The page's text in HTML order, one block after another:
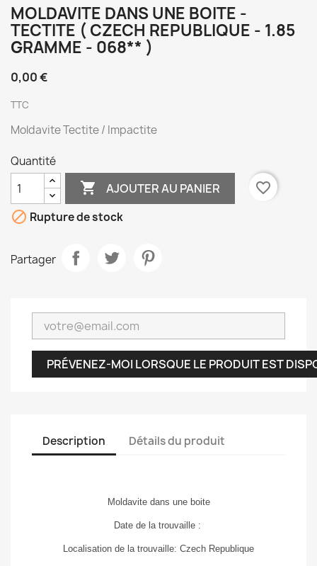
MOLDAVITE DANS UNE BOITE -
TECTITE ( CZECH REPUBLIQUE - 1.85
GRAMME - 068** )
0,00 €
TTC
Moldavite Tectite / Impactite
Quantité
 AJOUTER AU PANIER
favorite_border
 Rupture de stock
Partager
PRÉVENEZ-MOI LORSQUE LE PRODUIT EST
Description Détails du produit
Moldavite dans une boite
Date de la trouvaille :
Localisation de la trouvaille: Czech Republique